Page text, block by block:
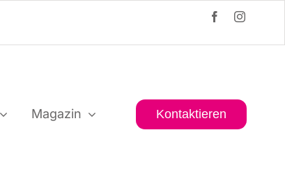
Maga­zin Kon­tak­tie­ren